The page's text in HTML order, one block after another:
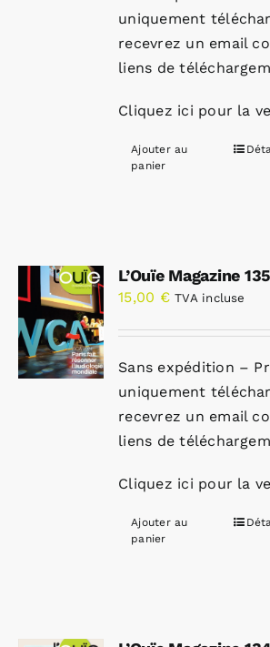
uniquement
recevrez un email
liens de
Cliquez ici pour la
Ajouter au
panier
L’Ouïe Magazine
15,00 € TVA incluse
Sans expédition –
uniquement
recevrez un email
liens de
Cliquez ici pour la
Ajouter au
panier